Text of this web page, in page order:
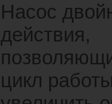
Насос
действия,
цикл